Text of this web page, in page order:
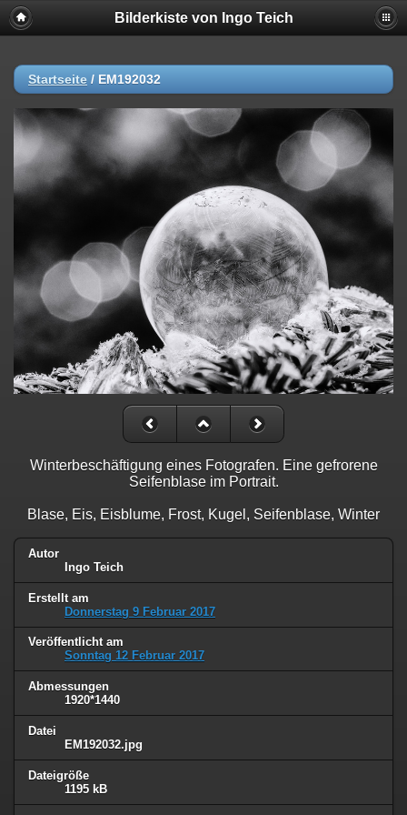
Bilderkiste von Ingo Teich
Startseite / EM192032
Winterbeschäftigung eines Fotografen. Eine gefrorene
Seifenblase im Portrait.
Blase, Eis, Eisblume, Frost, Kugel, Seifenblase, Winter
Autor
Ingo Teich
Erstellt am
Donnerstag 9 Februar 2017
Veröffentlicht am
Sonntag 12 Februar 2017
Abmessungen
1920*1440
Datei
EM192032.jpg
Dateigröße
1195 kB